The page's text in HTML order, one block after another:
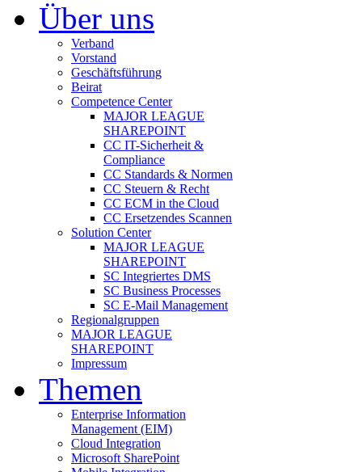
Über uns
Verband
Vorstand
Geschäftsführung
Beirat
Competence Center
MAJOR LEAGUE
SHAREPOINT
CC IT-Sicherheit &
Compliance
CC Standards & Normen
CC Steuern & Recht
CC ECM in the Cloud
CC Ersetzendes Scannen
Solution Center
MAJOR LEAGUE
SHAREPOINT
SC Integriertes DMS
SC Business Processes
SC E-Mail Management
Regionalgruppen
MAJOR LEAGUE
SHAREPOINT
Impressum
Themen
Enterprise Information
Management (EIM)
Cloud Integration
Microsoft SharePoint